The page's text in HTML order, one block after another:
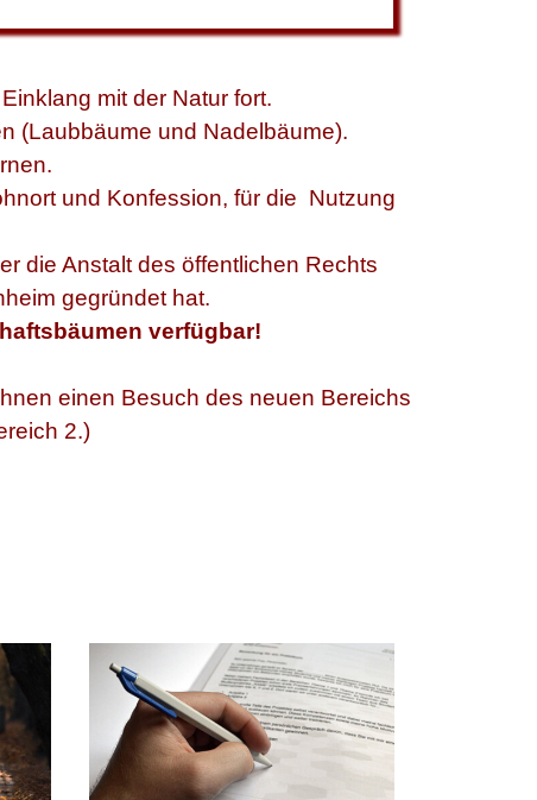
mit der Natur fort.
(Laubbäume und Nadelbäume).
und Konfession, für die Nutzung
die Anstalt des öffentlichen Rechts
gegründet hat.
verfügbar!
einen Besuch des neuen Bereichs
2.)